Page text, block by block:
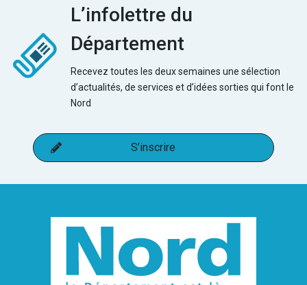
L’infolettre du
Département
Recevez toutes les deux semaines une sélection
d’actualités, de services et d’idées sorties qui font le
Nord
S’inscrire